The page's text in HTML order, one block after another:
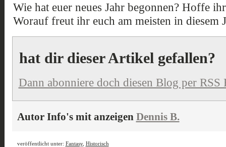
Wie hat euer neues Jahr begonnen? Hoffe
Worauf freut ihr euch am meisten in diesem
hat dir dieser Artikel gefallen?
Dann abonniere doch diesen Blog per RSS
Autor Info's mit anzeigen Dennis B.
veröffentlicht unter: Fantasy, Historisch